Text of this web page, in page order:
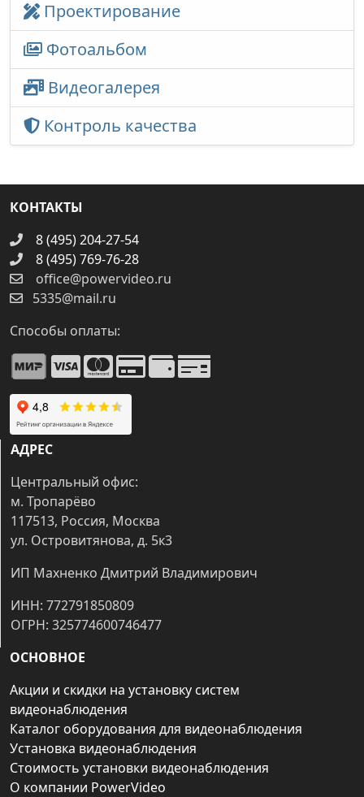
Проектирование
Фотоальбом
Видеогалерея
Контроль качества
КОНТАКТЫ
8 (495) 204-27-54
8 (495) 769-76-28
office@powervideo.ru
5335@mail.ru
Способы оплаты:
АДРЕС
Центральный офис:
м. Тропарёво
117513, Россия, Москва
ул. Островитянова, д. 5к3
ИП Махненко Дмитрий Владимирович
ИНН: 772791850809
ОГРН: 325774600746477
ОСНОВНОЕ
Акции и скидки на установку систем
видеонаблюдения
Каталог оборудования для видеонаблюдения
Установка видеонаблюдения
Стоимость установки видеонаблюдения
О компании PowerVideo